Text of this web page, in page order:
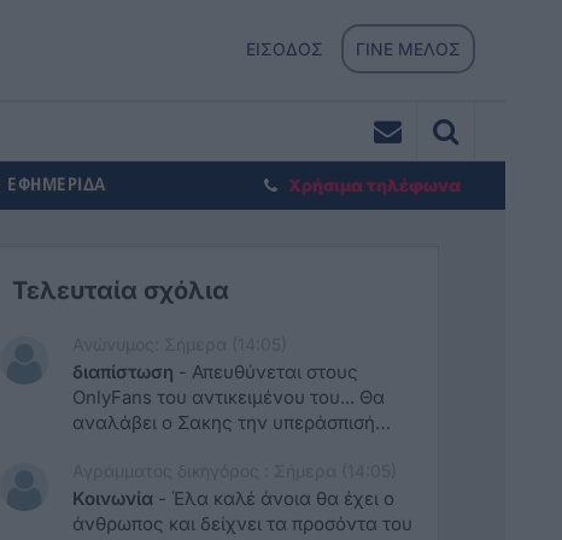
ΕΙΣΟΔΟΣ ΓΙΝΕ ΜΕΛΟΣ
ΕΦΗΜΕΡΙΔΑ Χρήσιμα τηλέφωνα
Τελευταία σχόλια
διαπίστωση - Απευθύνεται στους
OnlyFans του αντικειμένου του... Θα
αναλάβει ο Σακης την υπεράσπισή
Κοινωνία - Έλα καλέ άνοια θα έχει ο
άνθρωπος και δείχνει τα προσόντα του